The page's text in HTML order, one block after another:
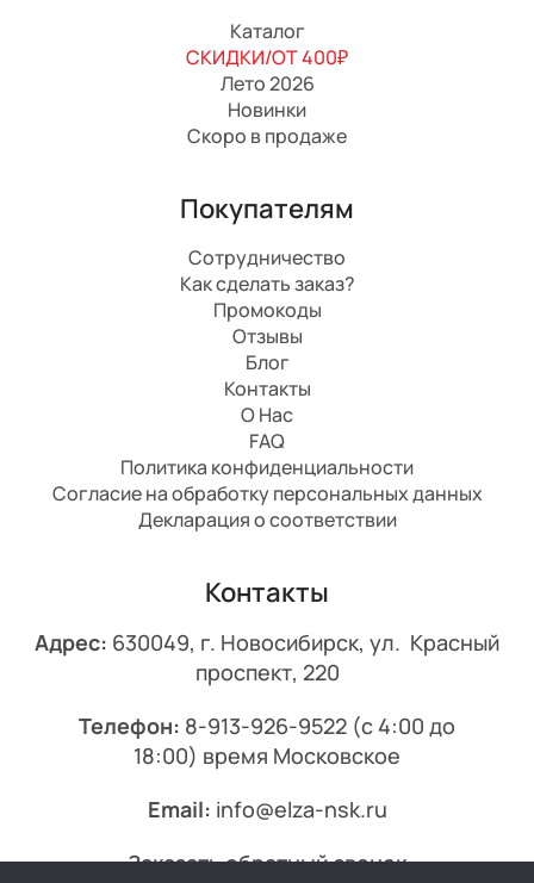
Каталог
СКИДКИ/ОТ 400₽
Лето 2026
Новинки
Скоро в продаже
Покупателям
Сотрудничество
Как сделать заказ?
Промокоды
Отзывы
Блог
Контакты
О Нас
FAQ
Политика конфиденциальности
Согласие на обработку персональных данных
Декларация о соответствии
Контакты
Адрес: 630049, г. Новосибирск, ул. Красный
проспект, 220
Телефон: 8-913-926-9522 (с 4:00 до
18:00) время Московское
Email: info@elza-nsk.ru
Заказать обратный звонок